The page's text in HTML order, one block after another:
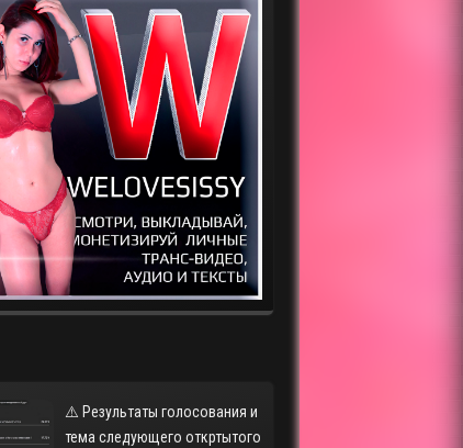
⚠️ Результаты голосования и
тема следующего откртытого